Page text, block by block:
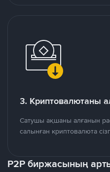
3. Криптовалютаны
Сатушы ақшаны алғанын
салынған криптовалюта
P2P биржасының